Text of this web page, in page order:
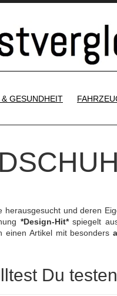
GESUNDHEIT
und deren
*Design-Hit*spiegelt
Artikel mit besonders
Du